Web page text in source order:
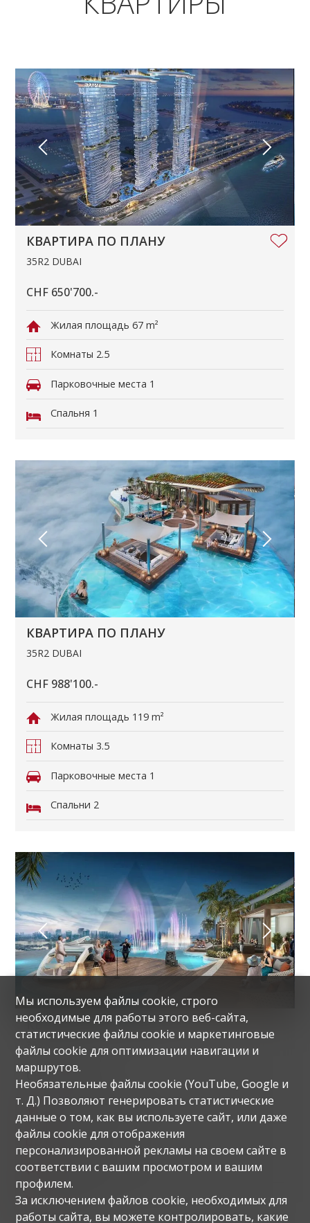
КВАРТИРА ПО ПЛАНУ
35R2 DUBAI
CHF 650'700.-
Жилая площадь 67 m²
Комнаты 2.5
Парковочные места 1
Спальня 1
КВАРТИРА ПО ПЛАНУ
35R2 DUBAI
CHF 988'100.-
Жилая площадь 119 m²
Комнаты 3.5
Парковочные места 1
Спальни 2
КВАРТИРА ПО ПЛАНУ
35R2 DUBAI
CHF 1'608'000.-
Жилая площадь185 m²
Комнаты4.5
Парковочные места1
Спальни3
Мы используем файлы cookie, строго
необходимые для работы этого веб-сайта,
статистические файлы cookie и маркетинговые
файлы cookie для оптимизации навигации и
маршрутов.
Необязательные файлы cookie (YouTube, Google и
т. Д.) Позволяют генерировать статистические
данные о том, как вы используете сайт, или даже
файлы cookie для отображения
персонализированной рекламы на своем сайте в
соответствии с вашим просмотром и вашим
профилем.
За исключением файлов cookie, необходимых для
работы сайта, вы можете контролировать, какие